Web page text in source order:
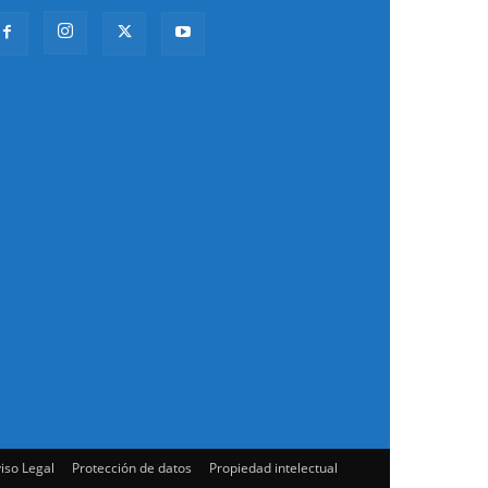
Legal Protección de datos Propiedad intelectual